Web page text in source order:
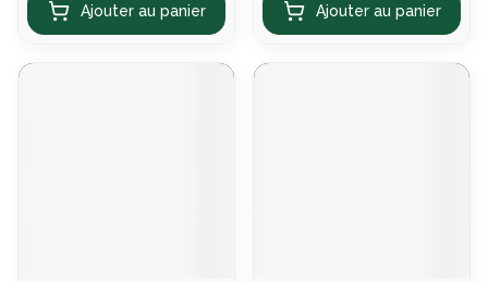
Ajouter au panier Ajouter au panier